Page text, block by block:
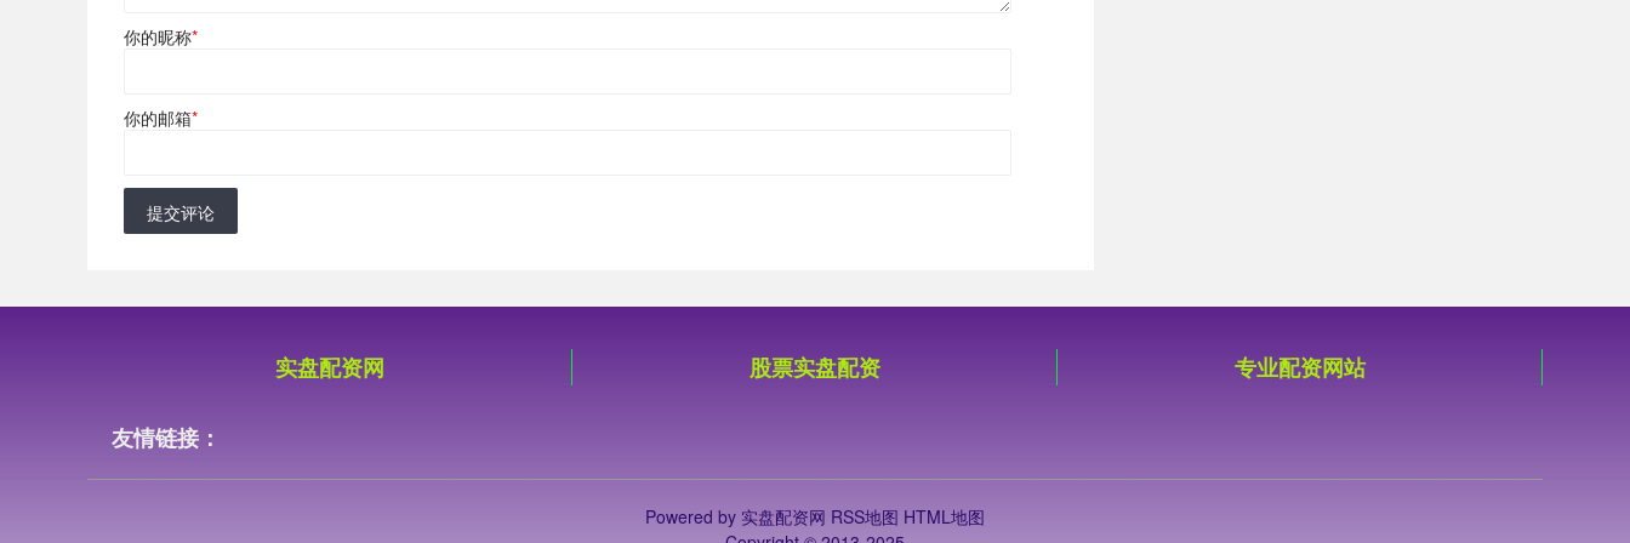
你的昵称*
你的邮箱*
提交评论
实盘配资网 股票实盘配资 专业配资网站
友情链接：
Powered by 实盘配资网 RSS地图 HTML地图